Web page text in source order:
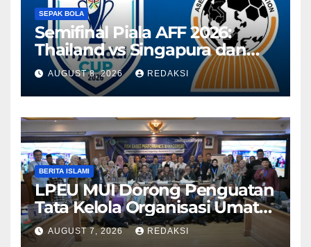
SEPAK BOLA
Semifinal Piala AFF 2026:
Thailand vs Singapura dan
Vietnam vs Malaysia
AUGUST 8, 2026 REDAKSI
BERITA ISLAMI
LPEU MUI Dorong Penguatan
Tata Kelola Organisasi Umat
Lebih Profesional
AUGUST 7, 2026 REDAKSI